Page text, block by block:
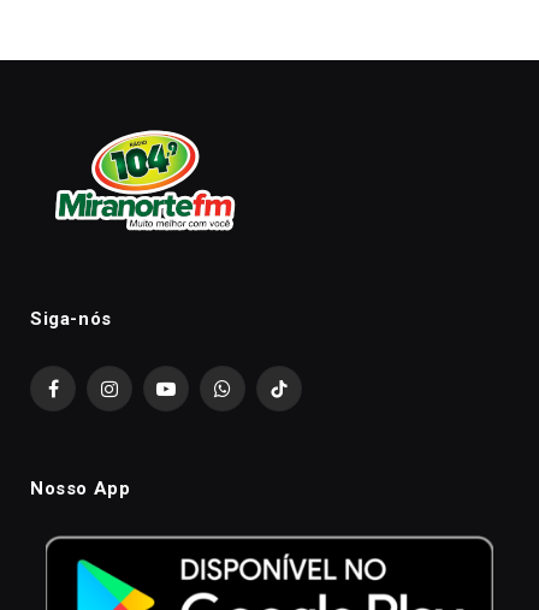
Siga-nós
FacebookInstagramYouTubeWhatsAppTikTok
Nosso App